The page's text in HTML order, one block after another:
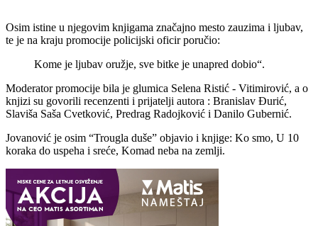
Osim istine u njegovim knjigama značajno mesto zauzima i ljubav,
te je na kraju promocije policijski oficir poručio:
Kome je ljubav oružje, sve bitke je unapred dobio“.
Moderator promocije bila je glumica Selena Ristić - Vitimirović, a o
knjizi su govorili recenzenti i prijatelji autora : Branislav Đurić,
Slaviša Saša Cvetković, Predrag Radojković i Danilo Gubernić.
Jovanović je osim “Trougla duše” objavio i knjige: Ko smo, U 10
koraka do uspeha i sreće, Komad neba na zemlji.